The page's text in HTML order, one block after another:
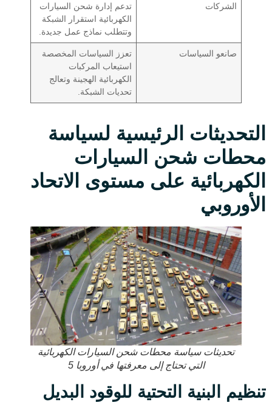
الشركات
تدعم إدارة شحن السيارات
الكهربائية استقرار الشبكة
وتتطلب نماذج عمل جديدة.
صانعو السياسات
تعزز السياسات المخصصة
استيعاب المركبات
الكهربائية الهجينة وتعالج
تحديات الشبكة.
التحديثات الرئيسية لسياسة
محطات شحن السيارات
الكهربائية على مستوى الاتحاد
الأوروبي
تحديثات سياسة محطات شحن السيارات الكهربائية
التي تحتاج إلى معرفتها في أوروبا 5
تنظيم البنية التحتية للوقود البديل